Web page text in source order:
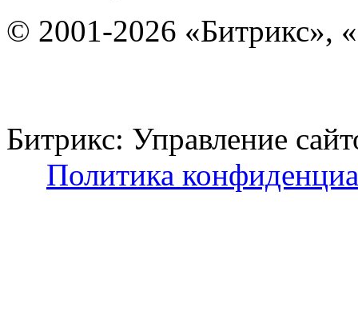
© 2001-2026 «Битрикс»,
Битрикс: Управление
Политика